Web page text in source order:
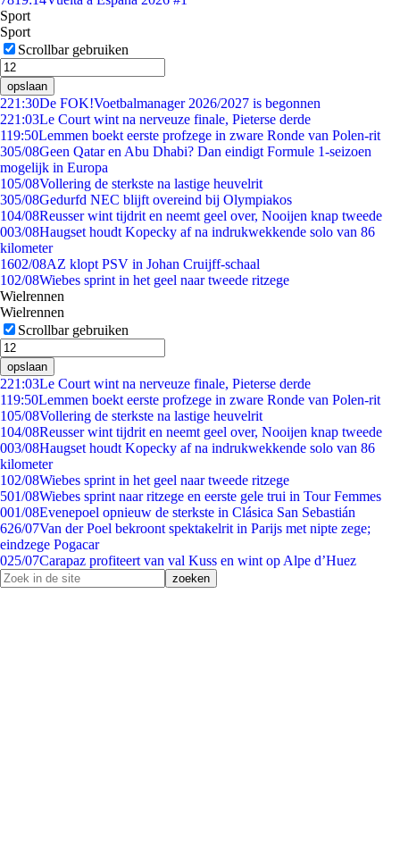
Sport
Sport
Scrollbar gebruiken
opslaan
221:30De FOK!Voetbalmanager 2026/2027 is begonnen
221:03Le Court wint na nerveuze finale, Pieterse derde
119:50Lemmen boekt eerste profzege in zware Ronde van Polen-rit
305/08Geen Qatar en Abu Dhabi? Dan eindigt Formule 1-seizoen
mogelijk in Europa
105/08Vollering de sterkste na lastige heuvelrit
305/08Gedurfd NEC blijft overeind bij Olympiakos
104/08Reusser wint tijdrit en neemt geel over, Nooijen knap tweede
003/08Haugset houdt Kopecky af na indrukwekkende solo van 86
kilometer
1602/08AZ klopt PSV in Johan Cruijff-schaal
102/08Wiebes sprint in het geel naar tweede ritzege
Wielrennen
Wielrennen
Scrollbar gebruiken
opslaan
221:03Le Court wint na nerveuze finale, Pieterse derde
119:50Lemmen boekt eerste profzege in zware Ronde van Polen-rit
105/08Vollering de sterkste na lastige heuvelrit
104/08Reusser wint tijdrit en neemt geel over, Nooijen knap tweede
003/08Haugset houdt Kopecky af na indrukwekkende solo van 86
kilometer
102/08Wiebes sprint in het geel naar tweede ritzege
501/08Wiebes sprint naar ritzege en eerste gele trui in Tour Femmes
001/08Evenepoel opnieuw de sterkste in Clásica San Sebastián
626/07Van der Poel bekroont spektakelrit in Parijs met nipte zege;
eindzege Pogacar
025/07Carapaz profiteert van val Kuss en wint op Alpe d’Huez